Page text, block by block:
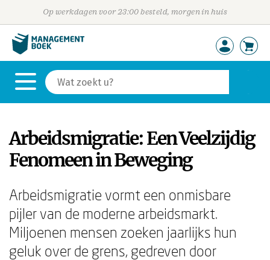
Op werkdagen voor 23:00 besteld, morgen in huis
Arbeidsmigratie: Een Veelzijdig
Fenomeen in Beweging
Arbeidsmigratie vormt een onmisbare
pijler van de moderne arbeidsmarkt.
Miljoenen mensen zoeken jaarlijks hun
geluk over de grens, gedreven door